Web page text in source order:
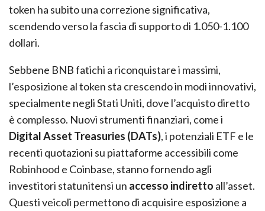
token ha subito una correzione significativa,
scendendo verso la fascia di supporto di 1.050-1.100
dollari.
Sebbene BNB fatichi a riconquistare i massimi,
l’esposizione al token sta crescendo in modi innovativi,
specialmente negli Stati Uniti, dove l’acquisto diretto
è complesso. Nuovi strumenti finanziari, come i
Digital Asset Treasuries (DATs), i potenziali ETF e le
recenti quotazioni su piattaforme accessibili come
Robinhood e Coinbase, stanno fornendo agli
investitori statunitensi un accesso indiretto all’asset.
Questi veicoli permettono di acquisire esposizione a